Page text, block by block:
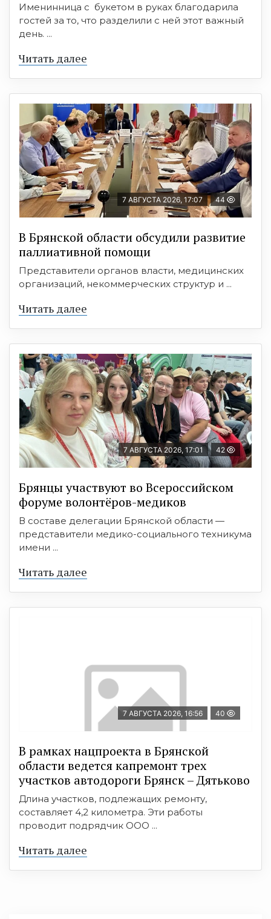
Именинница с букетом в руках благодарила
гостей за то, что разделили с ней этот важный
день. ...
Читать далее
7 АВГУСТА 2026, 17:07 44
В Брянской области обсудили развитие
паллиативной помощи
Представители органов власти, медицинских
организаций, некоммерческих структур и ...
Читать далее
7 АВГУСТА 2026, 17:01 42
Брянцы участвуют во Всероссийском
форуме волонтёров-медиков
В составе делегации Брянской области —
представители медико-социального техникума
имени ...
Читать далее
7 АВГУСТА 2026, 16:56 40
В рамках нацпроекта в Брянской
области ведется капремонт трех
участков автодороги Брянск – Дятьково
Длина участков, подлежащих ремонту,
составляет 4,2 километра. Эти работы
проводит подрядчик ООО ...
Читать далее